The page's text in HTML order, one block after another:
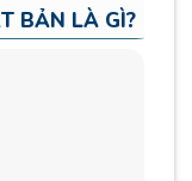
BẢN LÀ GÌ?